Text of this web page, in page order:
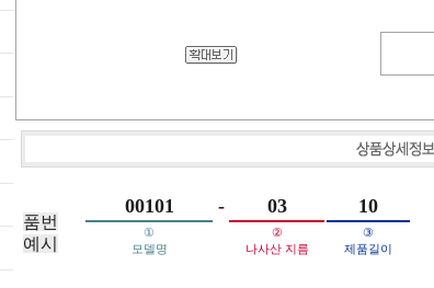
품번
예시
00101 - 03 10
①
모델명
②
나사산 지름
③
제품길이